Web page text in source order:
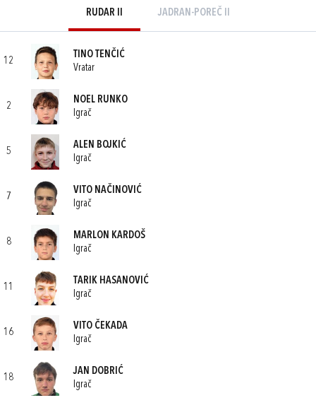
RUDAR II JADRAN-POREČ II
12
TINO TENČIĆ
Vratar
2
NOEL RUNKO
Igrač
5
ALEN BOJKIĆ
Igrač
7
VITO NAČINOVIĆ
Igrač
8
MARLON KARDOŠ
Igrač
11
TARIK HASANOVIĆ
Igrač
16
VITO ČEKADA
Igrač
18
JAN DOBRIĆ
Igrač